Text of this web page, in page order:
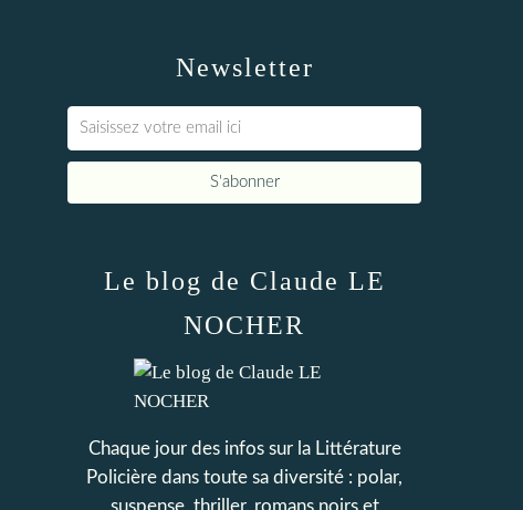
Newsletter
Le blog de Claude LE
NOCHER
Chaque jour des infos sur la Littérature
Policière dans toute sa diversité : polar,
suspense, thriller, romans noirs et